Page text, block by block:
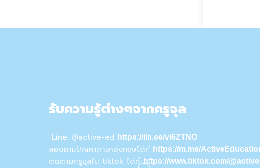
รับความรู้ต่างๆจากครูจุล
Line: @active-ed https://lin.ee/vI6ZTNO
สอบถามปัญหาภาษาอังกฤษได้ที่ https://m.me/
ติดตามครูจุลใน tiktok ได้ที่https://www.tiktok.com/